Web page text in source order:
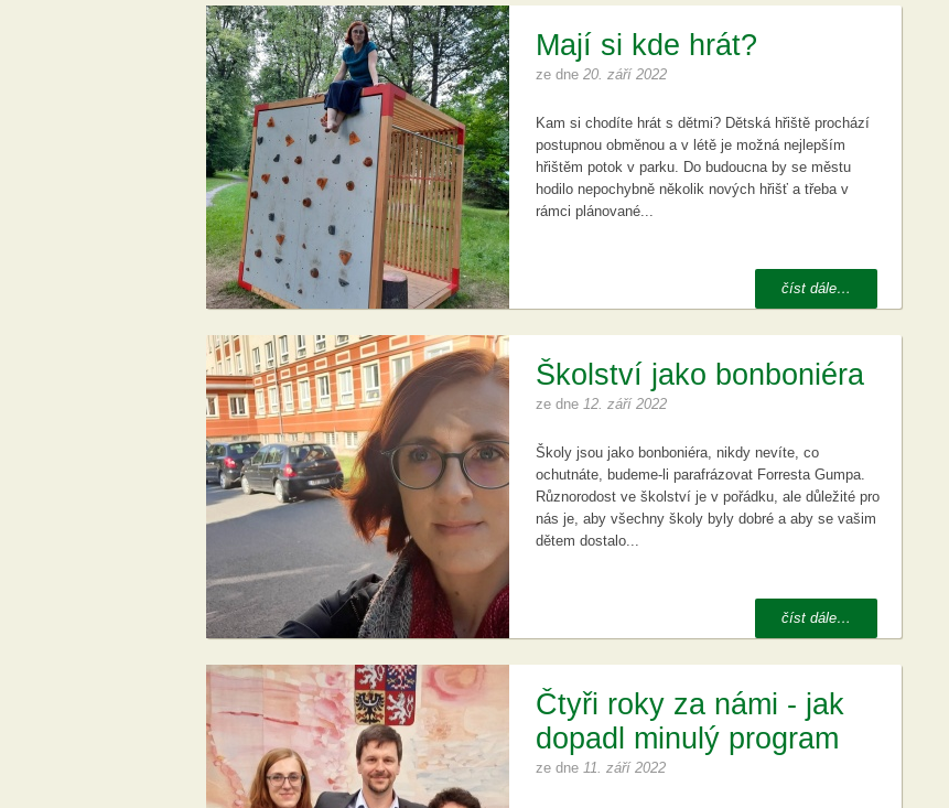
Mají si kde hrát?
ze dne 20. září 2022
Kam si chodíte hrát s dětmi? Dětská hřiště prochází
postupnou obměnou a v létě je možná nejlepším
hřištěm potok v parku. Do budoucna by se městu
hodilo nepochybně několik nových hřišť a třeba v
rámci plánované...
číst dále…
Školství jako bonboniéra
ze dne 12. září 2022
Školy jsou jako bonboniéra, nikdy nevíte, co
ochutnáte, budeme-li parafrázovat Forresta Gumpa.
Různorodost ve školství je v pořádku, ale důležité pro
nás je, aby všechny školy byly dobré a aby se vašim
dětem dostalo...
číst dále…
Čtyři roky za námi - jak
dopadl minulý program
ze dne 11. září 2022